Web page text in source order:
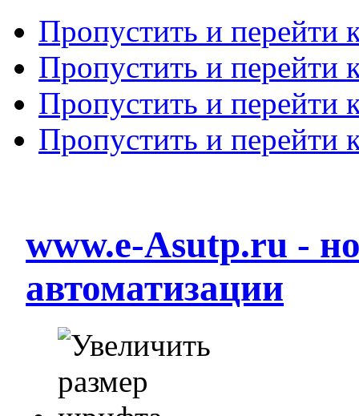
Пропустить и перейти
Пропустить и перейти
Пропустить и перейти
Пропустить и перейти
www.e-Asutp.ru -
автоматизации